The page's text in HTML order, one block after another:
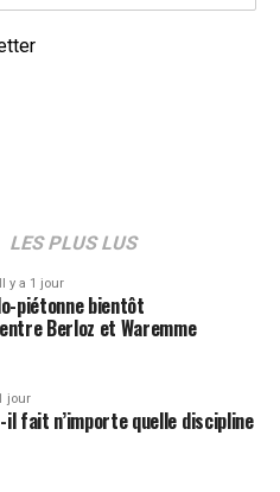
LES PLUS LUS
Il y a 1 jour
piétonne bientôt
Berloz et Waremme
jour
il fait n’importe quelle discipline